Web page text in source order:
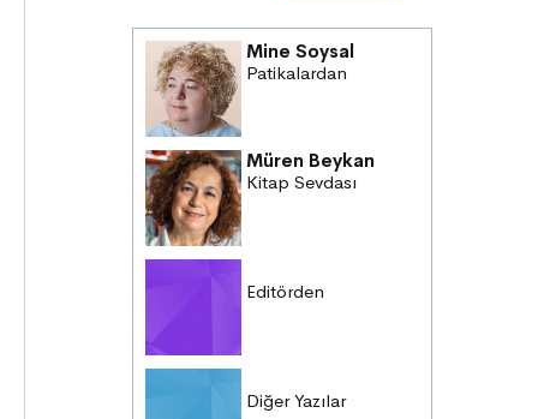
Mine Soysal
Patikalardan
Müren Beykan
Kitap Sevdası
Editörden
Diğer Yazılar